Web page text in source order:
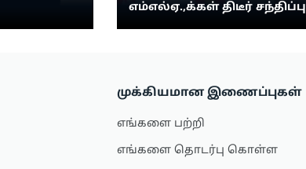
எம்எல்ஏ.,க்கள் திடீர் சந்திப்பு
முக்கியமான இணைப்புகள்
எங்களை பற்றி
எங்களை தொடர்பு கொள்ள